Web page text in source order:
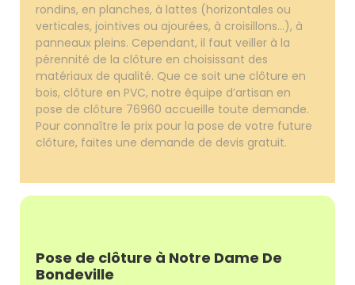
rondins, en planches, à lattes (horizontales ou
verticales, jointives ou ajourées, à croisillons...), à
panneaux pleins. Cependant, il faut veiller à la
pérennité de la clôture en choisissant des
matériaux de qualité. Que ce soit une clôture en
bois, clôture en PVC, notre équipe d’artisan en
pose de clôture 76960 accueille toute demande.
Pour connaître le prix pour la pose de votre future
clôture, faites une demande de devis gratuit.
Pose de clôture à Notre Dame De
Bondeville